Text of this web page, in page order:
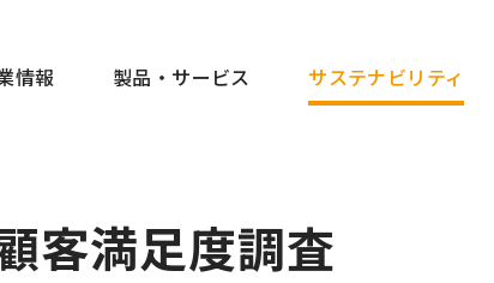
情報
製品・サービス
客満足度調査